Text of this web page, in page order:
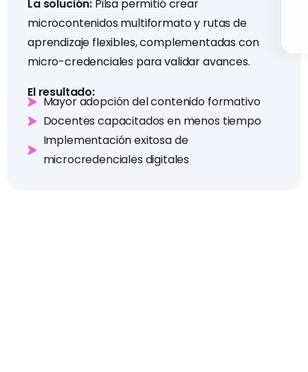
La solución: Pilsa permitió crear
microcontenidos multiformato y rutas de
aprendizaje flexibles, complementadas con
micro-credenciales para validar avances.
El resultado:
Mayor adopción del contenido formativo
Docentes capacitados en menos tiempo
Implementación exitosa de
microcredenciales digitales